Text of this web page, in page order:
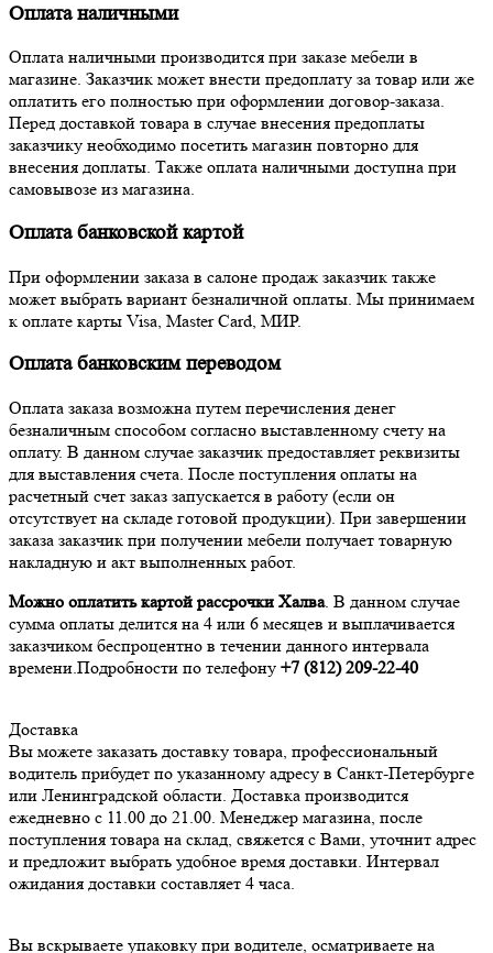
Оплата наличными
Оплата наличными производится при заказе мебели в
магазине. Заказчик может внести предоплату за товар или же
оплатить его полностью при оформлении договор-заказа.
Перед доставкой товара в случае внесения предоплаты
заказчику необходимо посетить магазин повторно для
внесения доплаты. Также оплата наличными доступна при
самовывозе из магазина.
Оплата банковской картой
При оформлении заказа в салоне продаж заказчик также
может выбрать вариант безналичной оплаты. Мы принимаем
к оплате карты Visa, Master Card, МИР.
Оплата банковским переводом
Оплата заказа возможна путем перечисления денег
безналичным способом согласно выставленному счету на
оплату. В данном случае заказчик предоставляет реквизиты
для выставления счета. После поступления оплаты на
расчетный счет заказ запускается в работу (если он
отсутствует на складе готовой продукции). При завершении
заказа заказчик при получении мебели получает товарную
накладную и акт выполненных работ.
Можно оплатить картой рассрочки Халва. В данном случае
сумма оплаты делится на 4 или 6 месяцев и выплачивается
заказчиком беспроцентно в течении данного интервала
времени.Подробности по телефону +7 (812) 209-22-40
Доставка
Вы можете заказать доставку товара, профессиональный
водитель прибудет по указанному адресу в Санкт-Петербурге
или Ленинградской области. Доставка производится
ежедневно с 11.00 до 21.00. Менеджер магазина, после
поступления товара на склад, свяжется с Вами, уточнит адрес
и предложит выбрать удобное время доставки. Интервал
ожидания доставки составляет 4 часа.
Вы вскрываете упаковку при водителе, осматриваете на